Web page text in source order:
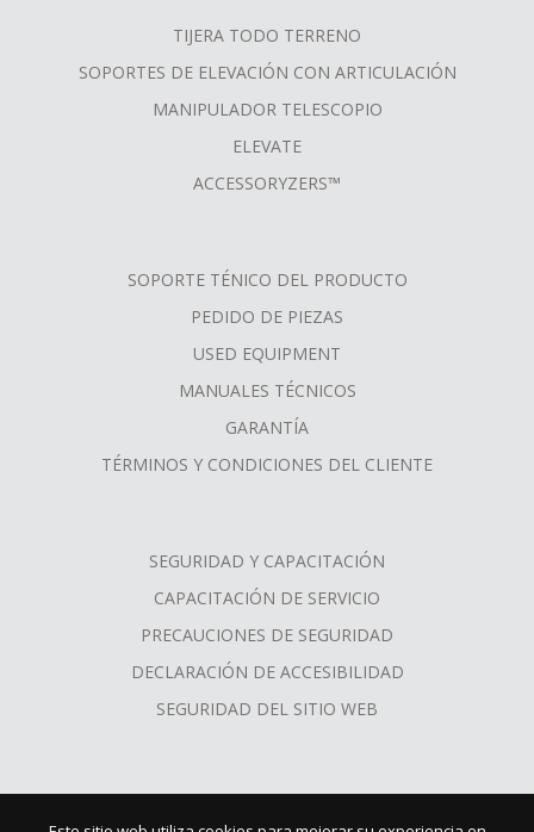
TIJERA TODO TERRENO
SOPORTES DE ELEVACIÓN CON ARTICULACIÓN
MANIPULADOR TELESCOPIO
ELEVATE
ACCESSORYZERS™
SOPORTE TÉNICO DEL PRODUCTO
PEDIDO DE PIEZAS
USED EQUIPMENT
MANUALES TÉCNICOS
GARANTÍA
TÉRMINOS Y CONDICIONES DEL CLIENTE
SEGURIDAD Y CAPACITACIÓN
CAPACITACIÓN DE SERVICIO
PRECAUCIONES DE SEGURIDAD
DECLARACIÓN DE ACCESIBILIDAD
SEGURIDAD DEL SITIO WEB